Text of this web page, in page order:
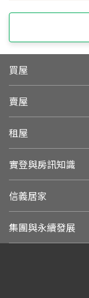
買屋
賣屋
租屋
實登與房訊知識
信義居家
集團與永續發展